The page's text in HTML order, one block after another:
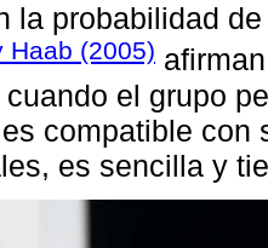
la probabilidad
Haab (2005)
el grupo
compatible con
es sencilla y